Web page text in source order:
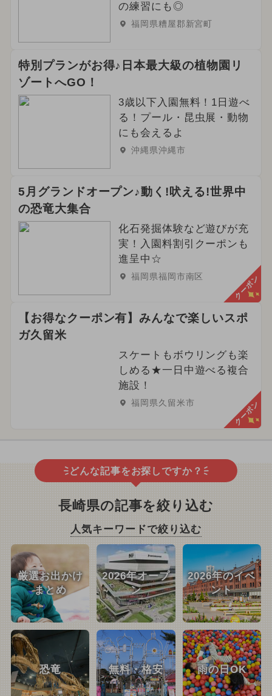
の練習にも◎
福岡県糟屋郡新宮町
特別プランがお得♪日本最大級の植物園リ
ゾートへGO！
3歳以下入園無料！1日遊べ
る！プール・昆虫展・動物
にも会えるよ
沖縄県沖縄市
5月グランドオープン♪動く!吠える!世界中
の恐竜大集合
化石発掘体験など遊びが充
実！入園料割引クーポンも
進呈中☆
福岡県福岡市南区 クーポン
【お得なクーポン有】みんなで楽しいスポ
ガ久留米
スケートもボウリングも楽
しめる★一日中遊べる複合
施設！
福岡県久留米市 クーポン
どんな記事をお探しですか？
長崎県の記事を絞り込む
人気キーワードで絞り込む
厳選お出かけ
まとめ
2026年オープ
ン
2026年のイベ
ント
恐竜 無料・格安 雨の日OK